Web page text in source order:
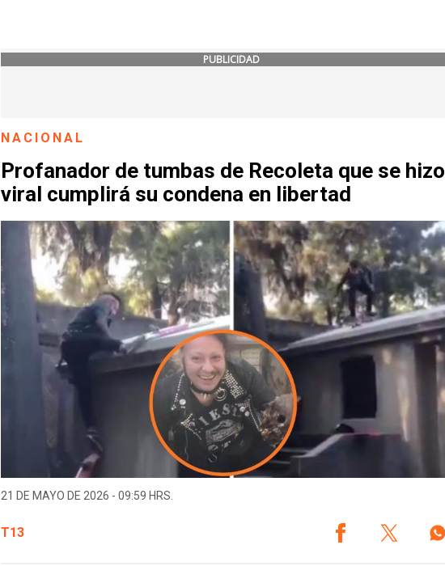
PUBLICIDAD
NACIONAL
Profanador de tumbas de Recoleta que se hizo
viral cumplirá su condena en libertad
21 DE MAYO DE 2026 - 09:59 HRS.
T13